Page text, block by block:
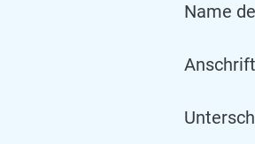
Name
Anschrift